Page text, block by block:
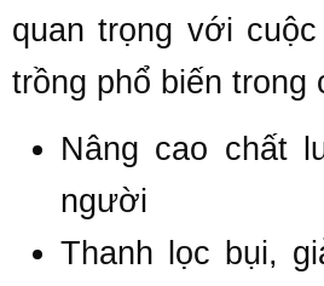
quan trọng với
trồng phổ biến trong
Nâng cao chất
người
Thanh lọc bụi,